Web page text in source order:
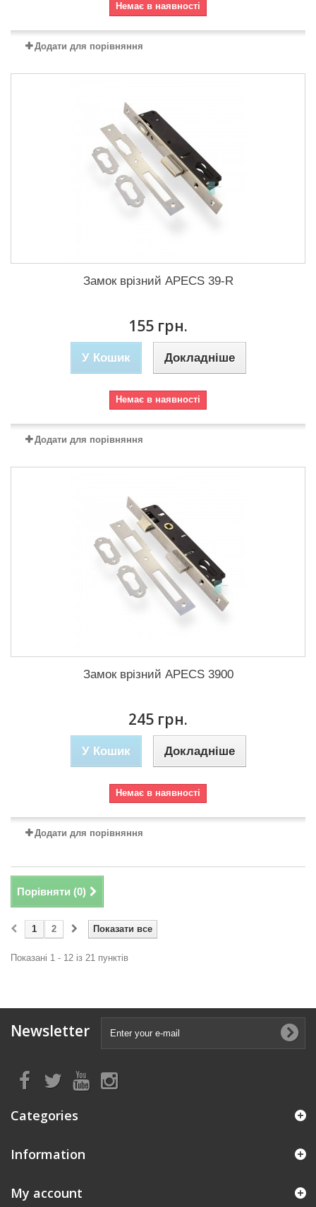
Немає в наявності
Додати для порівняння
Замок врізний APECS 39-R
155 грн.
У Кошик Докладніше
Немає в наявності
Додати для порівняння
Замок врізний APECS 3900
245 грн.
У Кошик Докладніше
Немає в наявності
Додати для порівняння
Порівняти (0)
Показати все
1 2
Показані 1 - 12 із 21 пунктів
Newsletter
Categories
Information
My account